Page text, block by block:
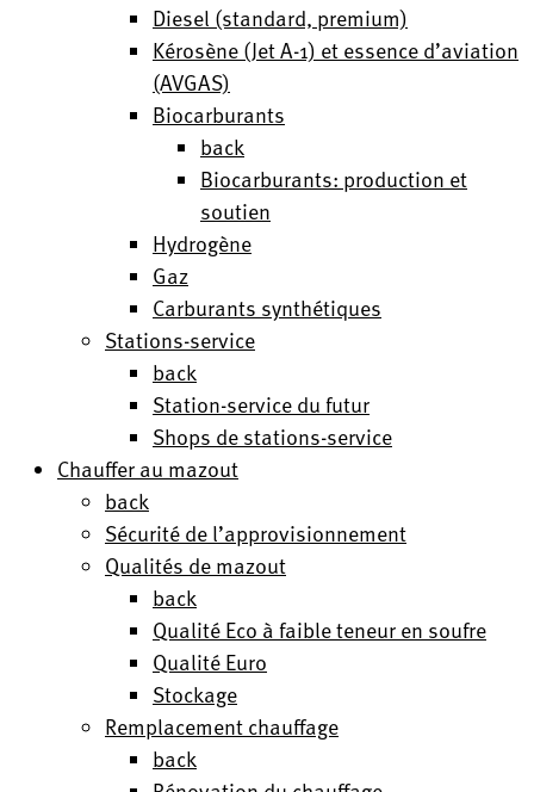
Diesel (standard, premium)
Kérosène (Jet A-1) et essence d’aviation
(AVGAS)
Biocarburants
back
Biocarburants: production et
soutien
Hydrogène
Gaz
Carburants synthétiques
Stations-service
back
Station-service du futur
Shops de stations-service
Chauffer au mazout
back
Sécurité de l’approvisionnement
Qualités de mazout
back
Qualité Eco à faible teneur en soufre
Qualité Euro
Stockage
Remplacement chauffage
back